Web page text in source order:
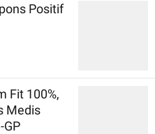
Positif
Fit 100%,
Medis
GP